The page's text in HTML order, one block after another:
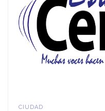
CIUDAD